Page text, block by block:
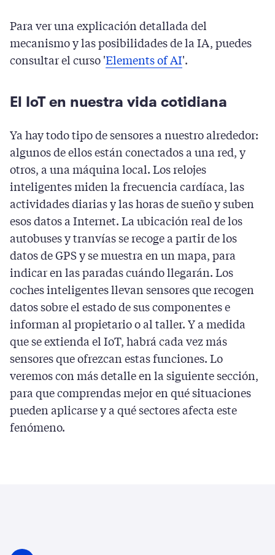
Para ver una explicación detallada del
mecanismo y las posibilidades de la IA, puedes
consultar el curso 'Elements of AI'.
El IoT en nuestra vida cotidiana
Ya hay todo tipo de sensores a nuestro alrededor:
algunos de ellos están conectados a una red, y
otros, a una máquina local. Los relojes
inteligentes miden la frecuencia cardíaca, las
actividades diarias y las horas de sueño y suben
esos datos a Internet. La ubicación real de los
autobuses y tranvías se recoge a partir de los
datos de GPS y se muestra en un mapa, para
indicar en las paradas cuándo llegarán. Los
coches inteligentes llevan sensores que recogen
datos sobre el estado de sus componentes e
informan al propietario o al taller. Y a medida
que se extienda el IoT, habrá cada vez más
sensores que ofrezcan estas funciones. Lo
veremos con más detalle en la siguiente sección,
para que comprendas mejor en qué situaciones
pueden aplicarse y a qué sectores afecta este
fenómeno.